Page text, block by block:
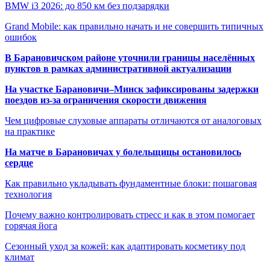
BMW i3 2026: до 850 км без подзарядки
Grand Mobile: как правильно начать и не совершить типичных
ошибок
В Барановичском районе уточнили границы населённых
пунктов в рамках административной актуализации
На участке Барановичи–Минск зафиксированы задержки
поездов из-за ограничения скорости движения
Чем цифровые слуховые аппараты отличаются от аналоговых
на практике
На матче в Барановичах у болельщицы остановилось
сердце
Как правильно укладывать фундаментные блоки: пошаговая
технология
Почему важно контролировать стресс и как в этом помогает
горячая йога
Сезонный уход за кожей: как адаптировать косметику под
климат